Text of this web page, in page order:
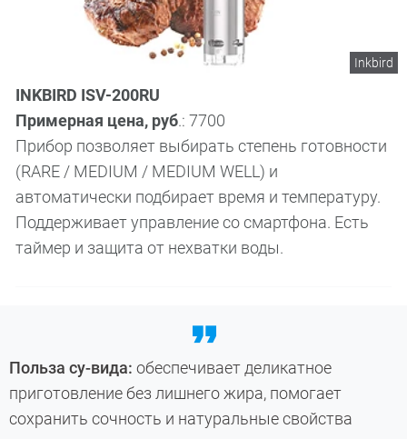
Inkbird
INKBIRD ISV-200RU
Примерная цена, руб.: 7700
Прибор позволяет выбирать степень готовности
(RARE / MEDIUM / MEDIUM WELL) и
автоматически подбирает время и температуру.
Поддерживает управление со смартфона. Есть
таймер и защита от нехватки воды.
Польза су-вида: обеспечивает деликатное
приготовление без лишнего жира, помогает
сохранить сочность и натуральные свойства